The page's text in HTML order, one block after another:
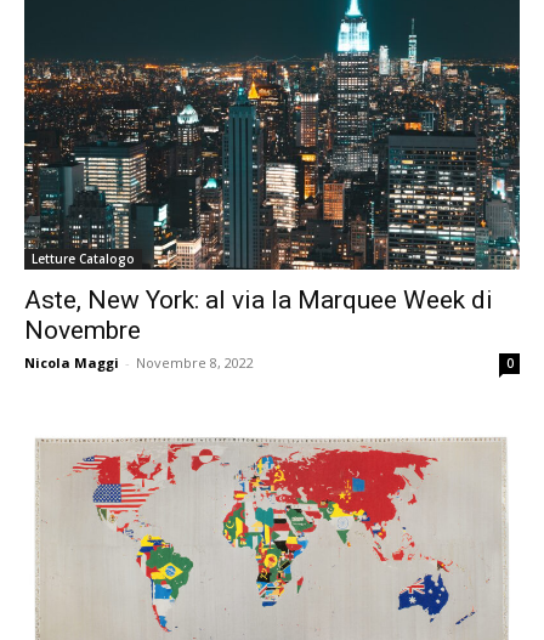
Letture Catalogo
Aste, New York: al via la Marquee Week di
Novembre
Nicola Maggi - Novembre 8, 2022 0